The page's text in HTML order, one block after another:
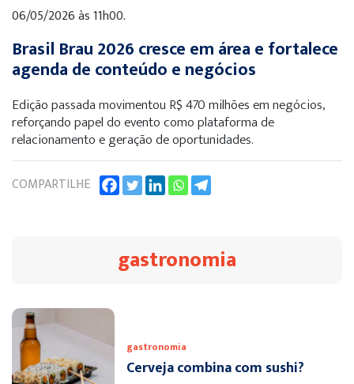
06/05/2026 às 11h00.
Brasil Brau 2026 cresce em área e fortalece
agenda de conteúdo e negócios
Edição passada movimentou R$ 470 milhões em negócios,
reforçando papel do evento como plataforma de
relacionamento e geração de oportunidades.
COMPARTILHE
gastronomia
gastronomia
Cerveja combina com sushi?